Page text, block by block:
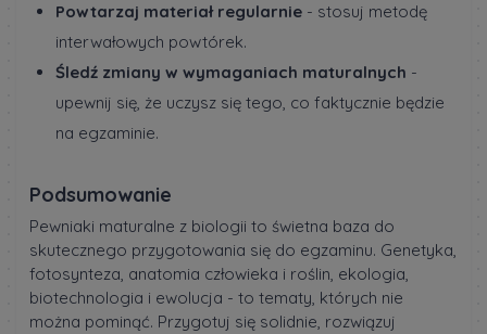
Powtarzaj materiał regularnie - stosuj metodę
interwałowych powtórek.
Śledź zmiany w wymaganiach maturalnych -
upewnij się, że uczysz się tego, co faktycznie będzie
na egzaminie.
Podsumowanie
Pewniaki maturalne z biologii to świetna baza do
skutecznego przygotowania się do egzaminu. Genetyka,
fotosynteza, anatomia człowieka i roślin, ekologia,
biotechnologia i ewolucja - to tematy, których nie
można pominąć. Przygotuj się solidnie, rozwiązuj